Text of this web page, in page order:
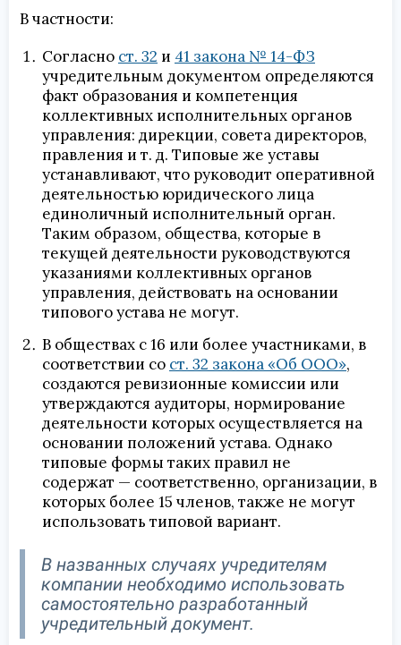
В частности:
Согласно ст. 32 и 41 закона № 14-ФЗ
учредительным документом определяются
факт образования и компетенция
коллективных исполнительных органов
управления: дирекции, совета директоров,
правления и т. д. Типовые же уставы
устанавливают, что руководит оперативной
деятельностью юридического лица
единоличный исполнительный орган.
Таким образом, общества, которые в
текущей деятельности руководствуются
указаниями коллективных органов
управления, действовать на основании
типового устава не могут.
В обществах с 16 или более участниками, в
соответствии со ст. 32 закона «Об ООО»,
создаются ревизионные комиссии или
утверждаются аудиторы, нормирование
деятельности которых осуществляется на
основании положений устава. Однако
типовые формы таких правил не
содержат — соответственно, организации, в
которых более 15 членов, также не могут
использовать типовой вариант.
В названных случаях учредителям
компании необходимо использовать
самостоятельно разработанный
учредительный документ.